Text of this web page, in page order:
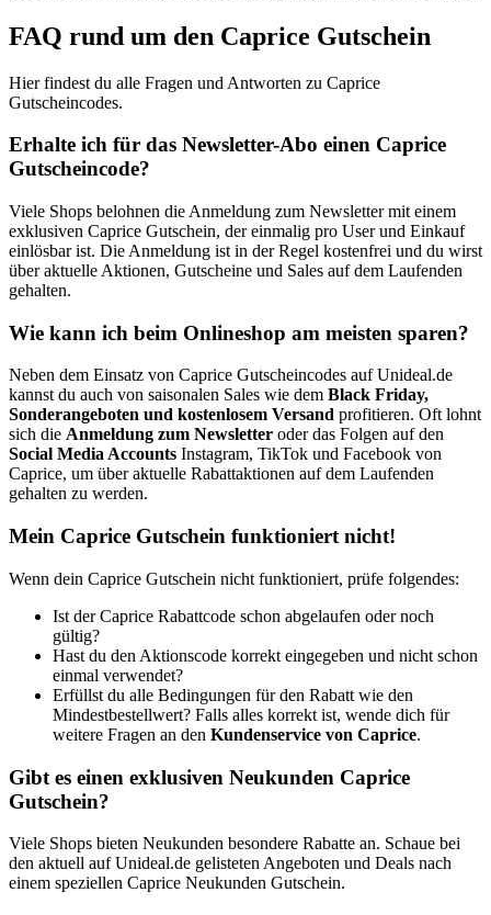
FAQ rund um den Caprice Gutschein
Hier findest du alle Fragen und Antworten zu Caprice
Gutscheincodes.
Erhalte ich für das Newsletter-Abo einen Caprice
Gutscheincode?
Viele Shops belohnen die Anmeldung zum Newsletter mit einem
exklusiven Caprice Gutschein, der einmalig pro User und Einkauf
einlösbar ist. Die Anmeldung ist in der Regel kostenfrei und du wirst
über aktuelle Aktionen, Gutscheine und Sales auf dem Laufenden
gehalten.
Wie kann ich beim Onlineshop am meisten sparen?
Neben dem Einsatz von Caprice Gutscheincodes auf Unideal.de
kannst du auch von saisonalen Sales wie dem Black Friday,
Sonderangeboten und kostenlosem Versand profitieren. Oft lohnt
sich die Anmeldung zum Newsletter oder das Folgen auf den
Social Media Accounts Instagram, TikTok und Facebook von
Caprice, um über aktuelle Rabattaktionen auf dem Laufenden
gehalten zu werden.
Mein Caprice Gutschein funktioniert nicht!
Wenn dein Caprice Gutschein nicht funktioniert, prüfe folgendes:
Ist der Caprice Rabattcode schon abgelaufen oder noch
gültig?
Hast du den Aktionscode korrekt eingegeben und nicht schon
einmal verwendet?
Erfüllst du alle Bedingungen für den Rabatt wie den
Mindestbestellwert? Falls alles korrekt ist, wende dich für
weitere Fragen an den Kundenservice von Caprice.
Gibt es einen exklusiven Neukunden Caprice
Gutschein?
Viele Shops bieten Neukunden besondere Rabatte an. Schaue bei
den aktuell auf Unideal.de gelisteten Angeboten und Deals nach
einem speziellen Caprice Neukunden Gutschein.